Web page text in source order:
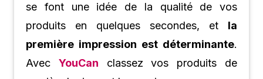
se font une idée de la qualité de vos
produits en quelques secondes, et la
première impression est déterminante.
Avec YouCan classez vos produits de